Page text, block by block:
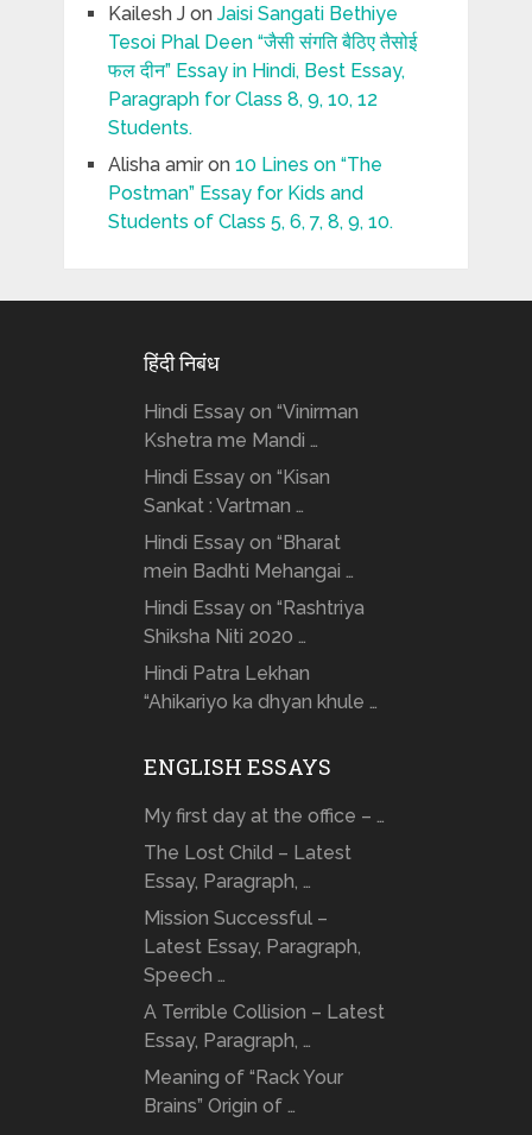
Kailesh Jon Jaisi Sangati Bethiye
Tesoi Phal Deen “जैसी संगति बैठिए तैसोई
फल दीन” Essay in Hindi, Best Essay,
Paragraph for Class 8, 9, 10, 12
Students.
Alisha amiron 10 Lines on “The
Postman” Essay for Kids and
Students of Class 5, 6, 7, 8, 9, 10.
हिंदी निबंध
Hindi Essay on “Vinirman
Kshetra me Mandi …
Hindi Essay on “Kisan
Sankat : Vartman …
Hindi Essay on “Bharat
mein Badhti Mehangai …
Hindi Essay on “Rashtriya
Shiksha Niti 2020 …
Hindi Patra Lekhan
“Ahikariyo ka dhyan khule …
ENGLISH ESSAYS
My first day at the office – …
The Lost Child – Latest
Essay, Paragraph, …
Mission Successful –
Latest Essay, Paragraph,
Speech …
A Terrible Collision – Latest
Essay, Paragraph, …
Meaning of “Rack Your
Brains” Origin of …